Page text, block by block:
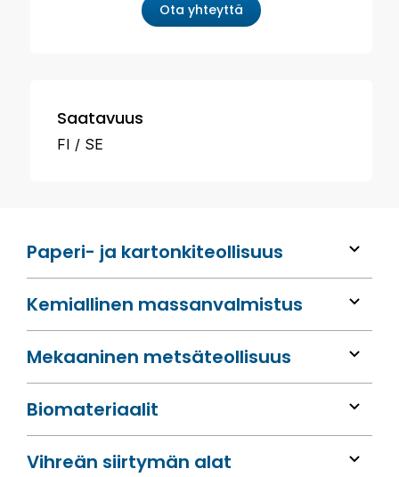
Paperi- ja kartonkiteollisuus
Kemiallinen massan­valmistus
Mekaaninen metsä­teollisuus
Bio­materiaalit
Vihreän siirtymän alat
Ota yhteyttä
Saatavuus
FI SE